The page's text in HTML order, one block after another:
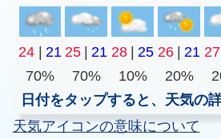
24 | 21 25 | 21 28 | 25 26 | 21 27
70%
70% 10% 20%
日付をタップすると、天気の
天気アイコンの意味について